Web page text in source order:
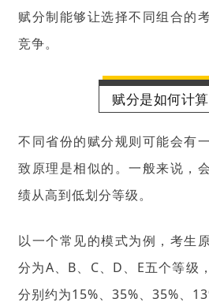
赋分制能够让选择不同组合的
竞争。
赋分是如何计
不同省份的赋分规则可能会有
致原理是相似的。一般来说，
绩从高到低划分等级。
以一个常见的模式为例，考生
分为A、B、C、D、E五个等级
分别约为15%、35%、35%、